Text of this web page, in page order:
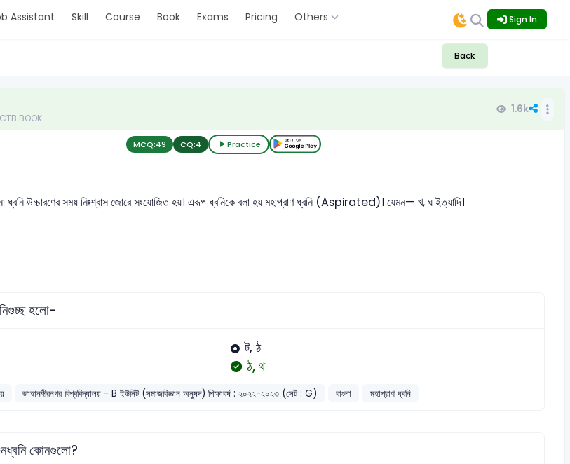
Assistant Skill Course Book Exams Pricing Others Sign In
Back
BOOK
1.6k
MCQ:49 CQ:4 Practice
ধ্বনি উচ্চারণের সময় নিঃশ্বাস জোরে সংযোজিত হয়। এরূপ ধ্বনিকে বলা হয় মহাপ্রাণ ধ্বনি (Aspirated)। যেমন— খ, ঘ ইত্যাদি।
হলো-
ট, ঠ
ঠ, থ
জাহানঙ্গীরনগর বিশ্ববিদ্যালয় - B ইউনিট (সমাজবিজ্ঞান অনুষদ) শিক্ষাবর্ষ : ২০২২-২০২৩ (সেট : G) বাংলা মহাপ্রাণ ধ্বনি
কোনগুলো?